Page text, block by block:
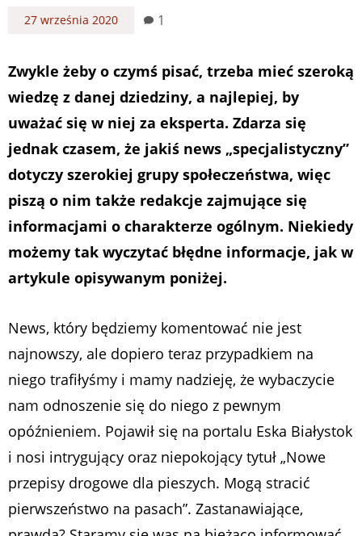
27 września 2020 1
Zwykle żeby o czymś pisać, trzeba mieć szeroką
wiedzę z danej dziedziny, a najlepiej, by
uważać się w niej za eksperta. Zdarza się
jednak czasem, że jakiś news „specjalistyczny”
dotyczy szerokiej grupy społeczeństwa, więc
piszą o nim także redakcje zajmujące się
informacjami o charakterze ogólnym. Niekiedy
możemy tak wyczytać błędne informacje, jak w
artykule opisywanym poniżej.
News, który będziemy komentować nie jest
najnowszy, ale dopiero teraz przypadkiem na
niego trafiłyśmy i mamy nadzieję, że wybaczycie
nam odnoszenie się do niego z pewnym
opóźnieniem. Pojawił się na portalu Eska Białystok
i nosi intrygujący oraz niepokojący tytuł „Nowe
przepisy drogowe dla pieszych. Mogą stracić
pierwszeństwo na pasach”. Zastanawiające,